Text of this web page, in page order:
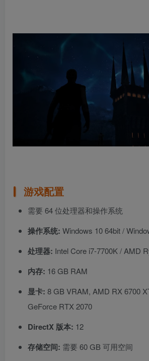
游戏配置
需要 64 位处理器和操作系统
操作系统: Windows 10 64bit /
处理器: Intel Core i7-7700K / AMD
内存: 16 GB RAM
显卡: 8 GB VRAM, AMD RX 6700
GeForce RTX 2070
DirectX 版本: 12
存储空间: 需要 60 GB 可用空间